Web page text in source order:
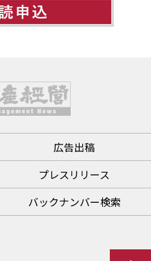
広告出稿
プレスリリース
バックナンバー検索